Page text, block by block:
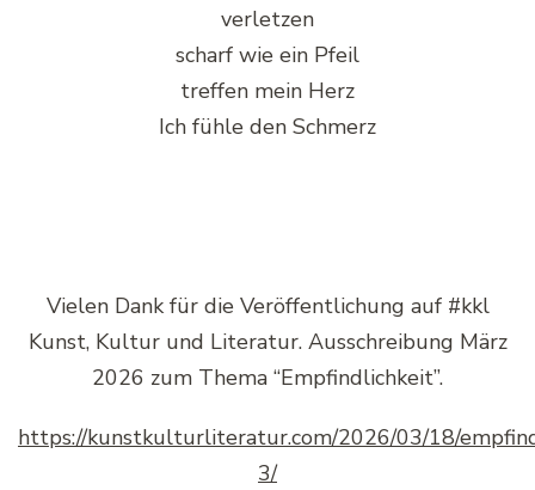
verletzen
scharf wie ein Pfeil
treffen mein Herz
Ich fühle den Schmerz
Vielen Dank für die Veröffentlichung auf #kkl
Kunst, Kultur und Literatur. Ausschreibung März
2026 zum Thema “Empfindlichkeit”.
https://kunstkulturliteratur.com/2026/03/18/
3/